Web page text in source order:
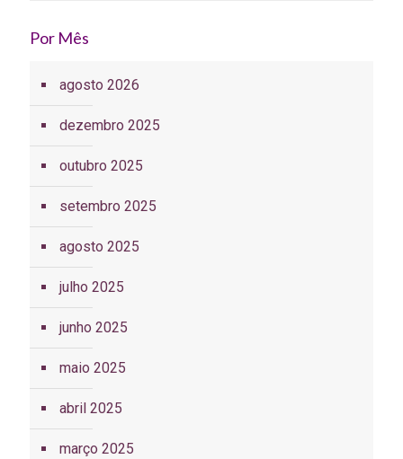
Por Mês
agosto 2026
dezembro 2025
outubro 2025
setembro 2025
agosto 2025
julho 2025
junho 2025
maio 2025
abril 2025
março 2025